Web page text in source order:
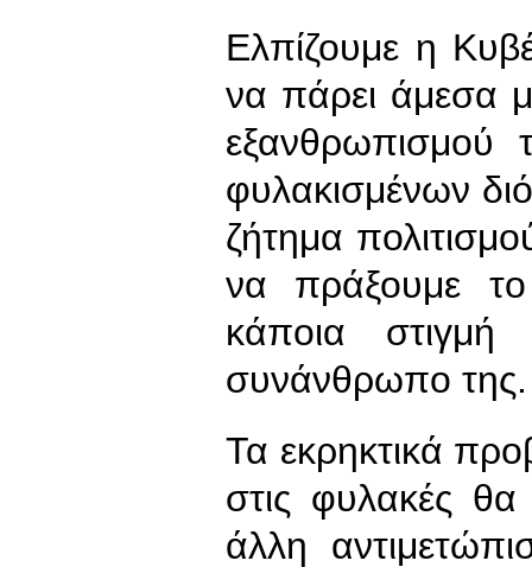
Ελπίζουμε η
να πάρει άμεσα
εξανθρωπισμού
φυλακισμένων
ζήτημα
να πράξουμε
κάποια
συνάνθρωπο της.
Τα εκρηκτικά
στις φυλακές
άλλη